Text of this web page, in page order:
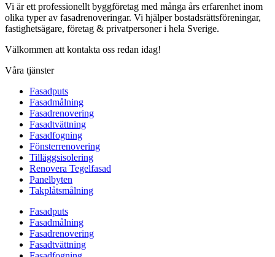
Vi är ett professionellt byggföretag med många års erfarenhet inom
olika typer av fasadrenoveringar. Vi hjälper bostadsrättsföreningar,
fastighetsägare, företag & privatpersoner i hela Sverige.
Välkommen att kontakta oss redan idag!
Våra tjänster
Fasadputs
Fasadmålning
Fasadrenovering
Fasadtvättning
Fasadfogning
Fönsterrenovering
Tilläggsisolering
Renovera Tegelfasad
Panelbyten
Takplåtsmålning
Fasadputs
Fasadmålning
Fasadrenovering
Fasadtvättning